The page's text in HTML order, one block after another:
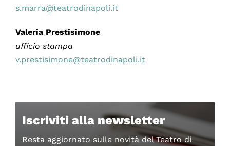
s.marra@teatrodinapoli.it
Valeria Prestisimone
ufficio stampa
v.prestisimone@teatrodinapoli.it
Iscriviti alla newsletter
Resta aggiornato sulle novità del Teatro di